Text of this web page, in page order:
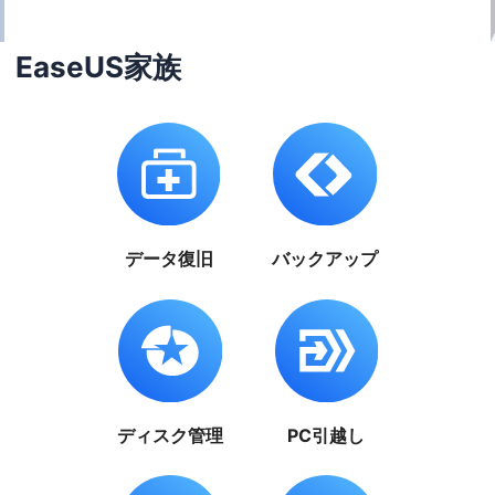
EaseUS家族
データ復旧 バックアップ
ディスク管理 PC引越し